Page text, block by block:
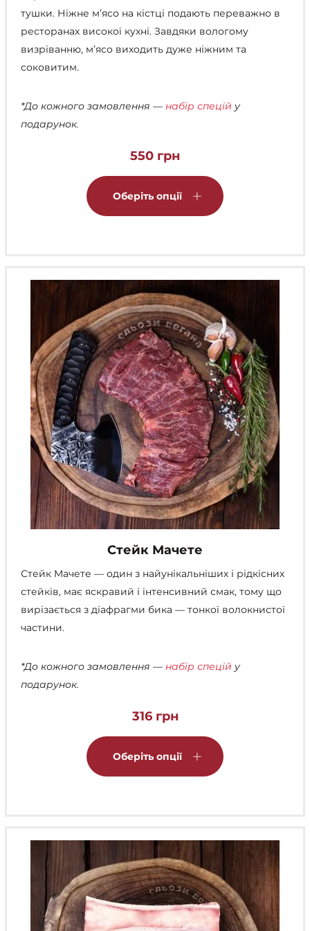
тушки. Ніжне м’ясо на кістці подають переважно в
ресторанах високої кухні. Завдяки вологому
визріванню, м’ясо виходить дуже ніжним та
соковитим.
*До кожного замовлення — набір спецій у
подарунок.
550 грн
Оберіть опції
можна
на
сторінці
товару
Стейк Мачете
Стейк Мачете — один з найунікальніших і рідкісних
стейків, має яскравий і інтенсивний смак, тому що
вирізається з діафрагми бика — тонкої волокнистої
частини.
*До кожного замовлення — набір спецій у
подарунок.
316 грн
Оберіть опції
можна
вибрати
на
сторінці
товару